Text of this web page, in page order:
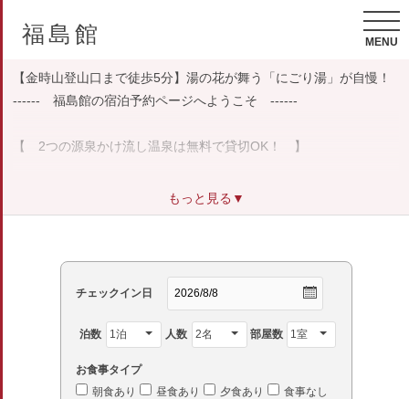
福島館 MENU
【金時山登山口まで徒歩5分】湯の花が舞う「にごり湯」が自慢！
------ 福島館の宿泊予約ページへようこそ ------
【 2つの源泉かけ流し温泉は無料で貸切OK！ 】
箱根仙石原に建つ、民家を改装した全7室のレトロな宿。
天然温泉のにごり湯と、地元の食材をふんだんに使用した料理が自
全室Wi-Fi完備でお仕事も！観光にもご活用ください。
家庭的な温かい雰囲気で皆様をお迎えいたします。
もっと見る▼
チェックイン日
泊数 人数 部屋数
お食事タイプ
朝食あり
昼食あり 夕食あり 食事なし